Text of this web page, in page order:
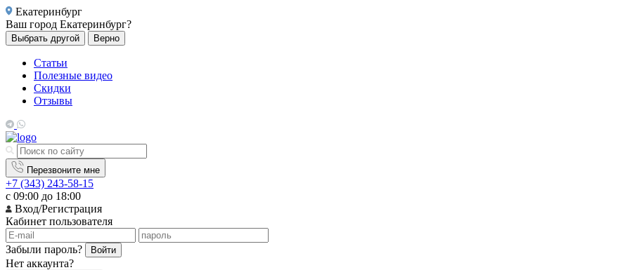
Екатеринбург
Ваш город Екатеринбург?
Выбрать другой Верно
Статьи
Полезные видео
Скидки
Отзывы
Перезвоните мне
+7 (343) 243-58-15
с 09:00 до 18:00
Вход/Регистрация
Кабинет пользователя
Забыли пароль? Войти
Нет аккаунта?